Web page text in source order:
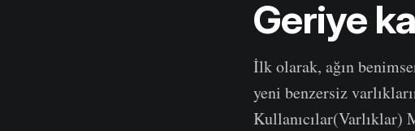
Geriye
İlk olarak, ağın
yeni benzersiz
Kullanıcılar(Varlıklar)